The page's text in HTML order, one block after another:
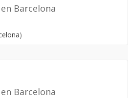
Barcelona
)
Barcelona